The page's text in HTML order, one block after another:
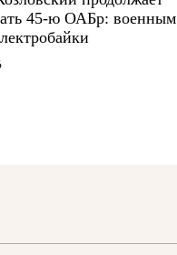
45-ю ОАБр: военным